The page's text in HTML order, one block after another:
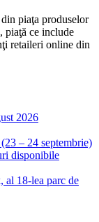
piaţa produselor
piaţă ce include
retaileri online din
2026
– 24 septembrie)
disponibile
al 18-lea parc de